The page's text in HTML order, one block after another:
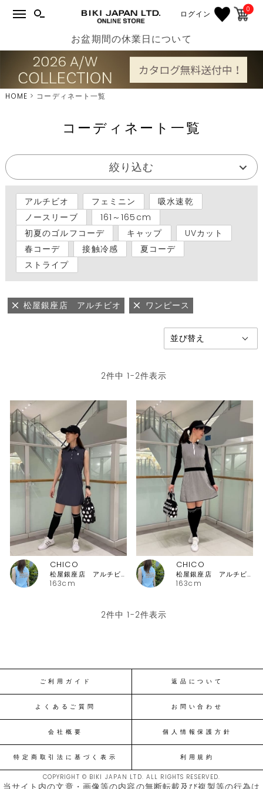
ログイン 0
お盆期間の休業日について
HOME コーディネート一覧
コーディネート一覧
絞り込む
アルチビオ フェミニン
吸水速乾
ノースリーブ
161～165cm
初夏のゴルフコーデ
キャップ
UVカット
春コーデ
接触冷感
夏コーデ
ストライプ
松屋銀座店 アルチビオ ワンピース
2件中 1-2件表示
163cm
CHICO
松屋銀座店 アルチビオ
163cm
CHICO
松屋銀座店 アルチビオ
2件中 1-2件表示
ご利用ガイド 返品について
よくあるご質問 お問い合わせ
会社概要 個人情報保護方針
特定商取引法に基づく表示 利用規約
COPYRIGHT © BIKI JAPAN LTD. ALL RIGHTS RESERVED.